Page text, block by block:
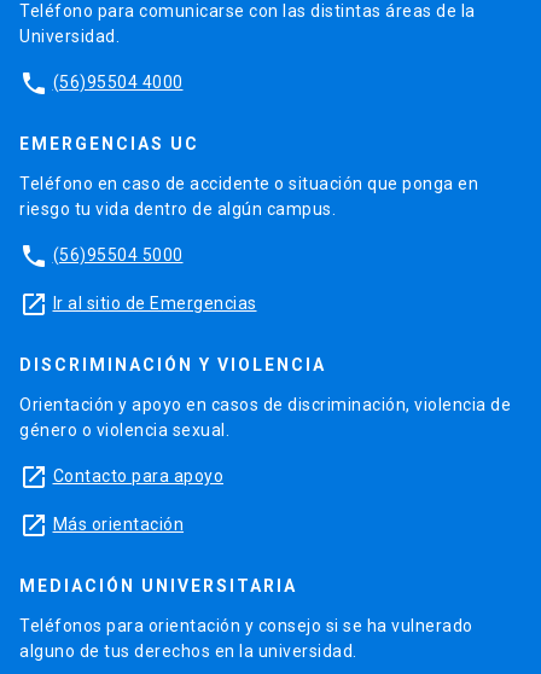
Teléfono para comunicarse con las distintas áreas de la
Universidad.
phone (56)95504 4000
EMERGENCIAS UC
Teléfono en caso de accidente o situación que ponga en
riesgo tu vida dentro de algún campus.
phone (56)95504 5000
launch Ir al sitio de Emergencias
DISCRIMINACIÓN Y VIOLENCIA
Orientación y apoyo en casos de discriminación, violencia de
género o violencia sexual.
launch Contacto para apoyo
launch Más orientación
MEDIACIÓN UNIVERSITARIA
Teléfonos para orientación y consejo si se ha vulnerado
alguno de tus derechos en la universidad.